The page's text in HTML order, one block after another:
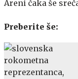
Areni čaka še
Preberite še: